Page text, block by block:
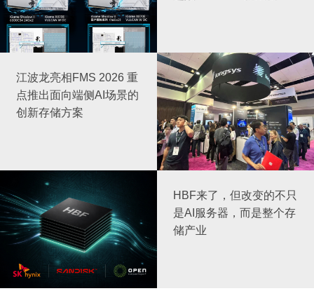
江波龙亮相FMS 2026 重
点推出面向端侧AI场景的
创新存储方案
HBF来了，但改变的不只
是AI服务器，而是整个存
储产业